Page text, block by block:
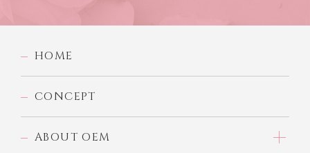
HOME
CONCEPT
ABOUT OEM